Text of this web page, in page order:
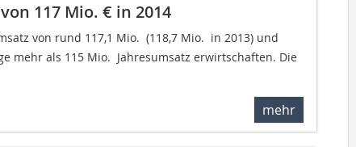
117 Mio. € in 2014
von rund 117,1 Mio.  (118,7 Mio.  in 2013) und
mehr als 115 Mio.  Jahresumsatz erwirtschaften. Die
mehr